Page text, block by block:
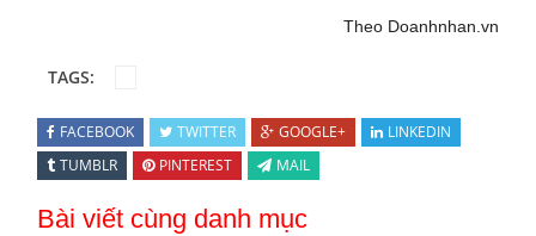
Theo Doanhnhan.vn
TAGS:
FACEBOOK TWITTER GOOGLE+
LINKEDIN
TUMBLR
PINTEREST MAIL
Bài viết cùng danh mục